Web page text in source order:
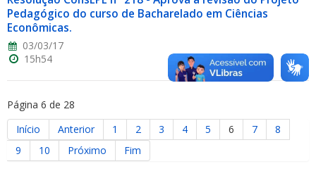
Pedagógico do curso de Bacharelado em Ciências
Econômicas.
03/03/17
15h54
Página 6 de 28
Início
Anterior 1 2 3 4 5 6 7
8
9
10 Próximo Fim